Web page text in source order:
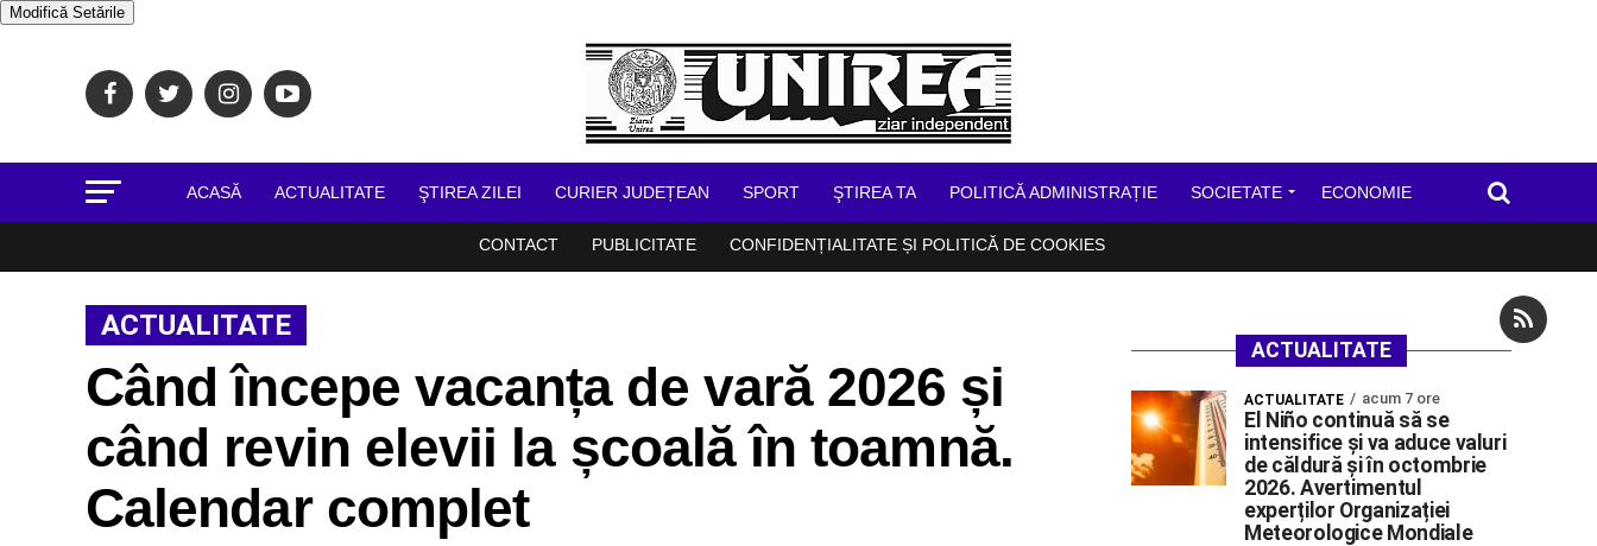
Modifică Setările
ACASĂ ACTUALITATE ŞTIREA ZILEI CURIER JUDEȚEAN SPORT ŞTIREA TA POLITICĂ ADMINISTRAȚIE SOCIETATE ECONOMIE
CONTACT PUBLICITATE CONFIDENȚIALITATE ȘI POLITICĂ DE COOKIES
ACTUALITATE
Când începe vacanța de vară 2026 și
când revin elevii la școală în toamnă.
Calendar complet
ACTUALITATE
ACTUALITATE acum 7 ore
El Niño continuă să se
intensifice și va aduce valuri
de căldură și în octombrie
2026. Avertimentul
experților Organizației
Meteorologice Mondiale